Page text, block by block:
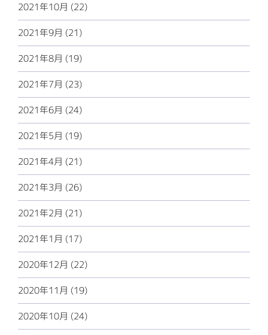
2021年10月 (22)
2021年9月 (21)
2021年8月 (19)
2021年7月 (23)
2021年6月 (24)
2021年5月 (19)
2021年4月 (21)
2021年3月 (26)
2021年2月 (21)
2021年1月 (17)
2020年12月 (22)
2020年11月 (19)
2020年10月 (24)